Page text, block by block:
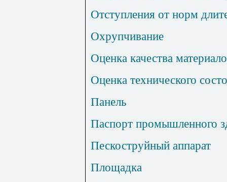
Отступления от норм
Охрупчивание
Оценка качества
Оценка технического
Панель
Паспорт промышленного
Пескоструйный аппарат
Площадка